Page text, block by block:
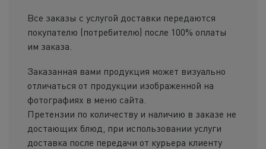
В лаваше
Пицца и
Фритюр
Все заказы с услугой доставки передаются
покупателю (потребителю) после 100% оплаты
им заказа.
Заказанная вами продукция может визуально
отличаться от продукции изображенной на
фотографиях в меню сайта.
Претензии по количеству и наличию в заказе не
достающих блюд, при использовании услуги
доставка после передачи от курьера клиенту